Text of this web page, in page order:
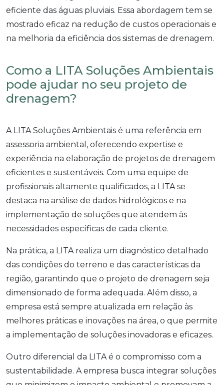
eficiente das águas pluviais. Essa abordagem tem se
mostrado eficaz na redução de custos operacionais e
na melhoria da eficiência dos sistemas de drenagem.
Como a LITA Soluções Ambientais
pode ajudar no seu projeto de
drenagem?
A LITA Soluções Ambientais é uma referência em
assessoria ambiental, oferecendo expertise e
experiência na elaboração de projetos de drenagem
eficientes e sustentáveis. Com uma equipe de
profissionais altamente qualificados, a LITA se
destaca na análise de dados hidrológicos e na
implementação de soluções que atendem às
necessidades específicas de cada cliente.
Na prática, a LITA realiza um diagnóstico detalhado
das condições do terreno e das características da
região, garantindo que o projeto de drenagem seja
dimensionado de forma adequada. Além disso, a
empresa está sempre atualizada em relação às
melhores práticas e inovações na área, o que permite
a implementação de soluções inovadoras e eficazes.
Outro diferencial da LITA é o compromisso com a
sustentabilidade. A empresa busca integrar soluções